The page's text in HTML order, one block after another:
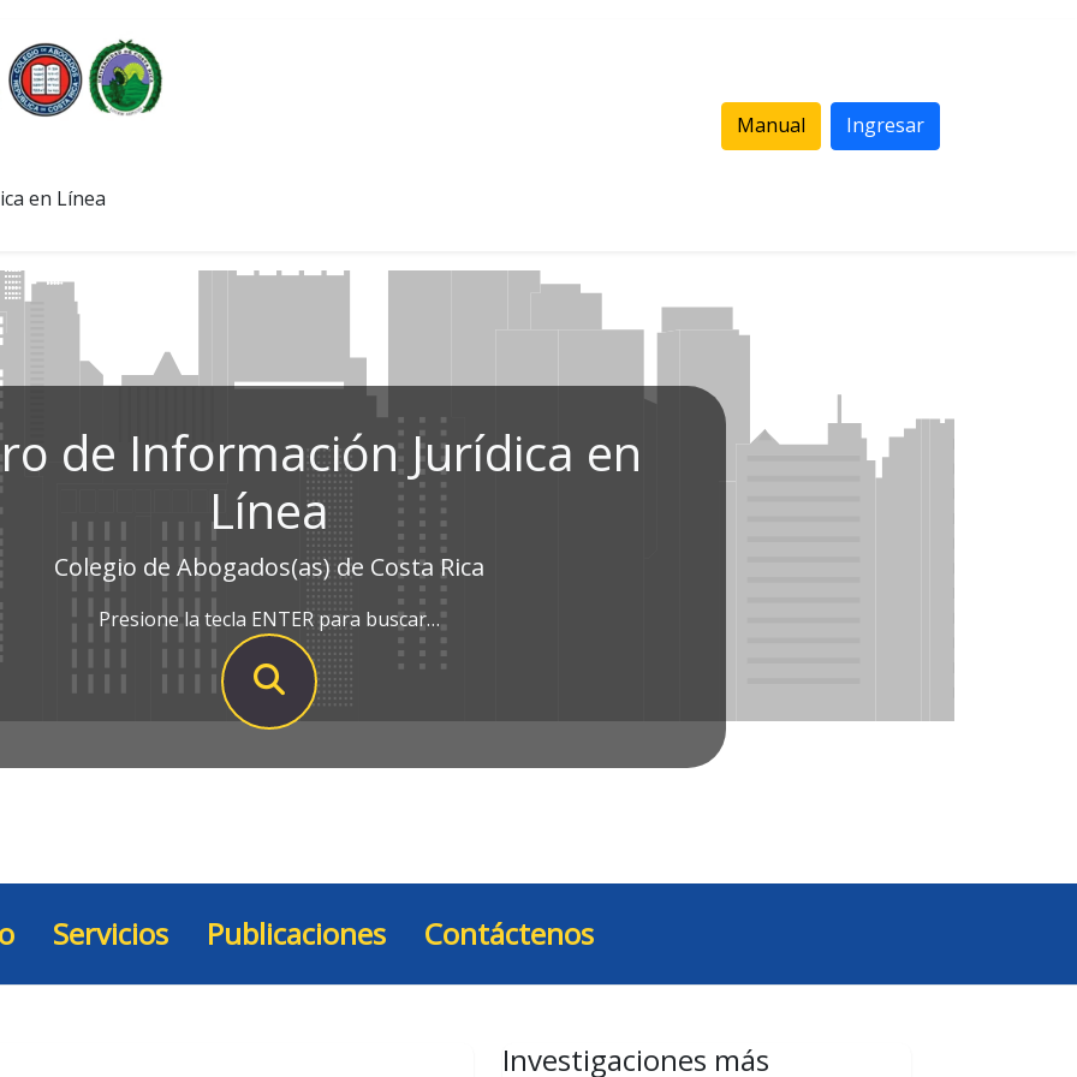
en Línea
Manual Ingresar
de Información Jurídica en
Línea
Colegio de Abogados(as) de Costa Rica
Presione la tecla ENTER para buscar…
Servicios Publicaciones Contáctenos
Investigaciones más